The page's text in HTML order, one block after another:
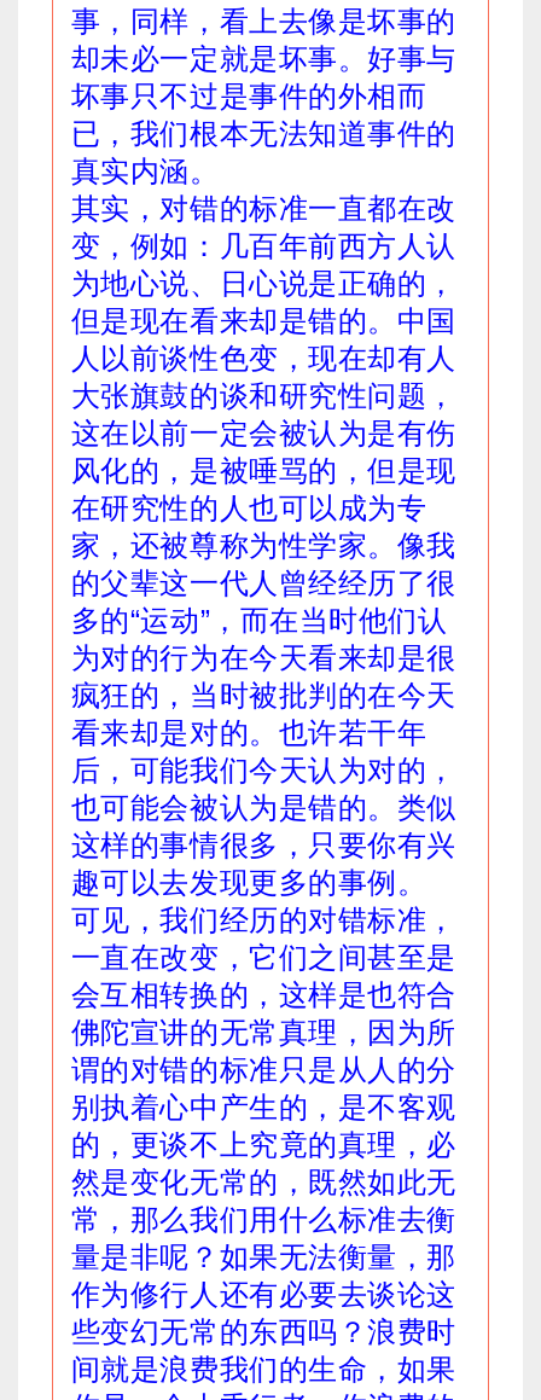
事，同样，看上去像是坏事的
却未必一定就是坏事。好事与
坏事只不过是事件的外相而
已，我们根本无法知道事件的
真实内涵。
其实，对错的标准一直都在改
变，例如：几百年前西方人认
为地心说、日心说是正确的，
但是现在看来却是错的。中国
人以前谈性色变，现在却有人
大张旗鼓的谈和研究性问题，
这在以前一定会被认为是有伤
风化的，是被唾骂的，但是现
在研究性的人也可以成为专
家，还被尊称为性学家。像我
的父辈这一代人曾经经历了很
多的“运动”，而在当时他们认
为对的行为在今天看来却是很
疯狂的，当时被批判的在今天
看来却是对的。也许若干年
后，可能我们今天认为对的，
也可能会被认为是错的。类似
这样的事情很多，只要你有兴
趣可以去发现更多的事例。
可见，我们经历的对错标准，
一直在改变，它们之间甚至是
会互相转换的，这样是也符合
佛陀宣讲的无常真理，因为所
谓的对错的标准只是从人的分
别执着心中产生的，是不客观
的，更谈不上究竟的真理，必
然是变化无常的，既然如此无
常，那么我们用什么标准去衡
量是非呢？如果无法衡量，那
作为修行人还有必要去谈论这
些变幻无常的东西吗？浪费时
间就是浪费我们的生命，如果